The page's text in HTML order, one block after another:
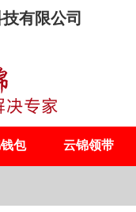
有限公司
包 云锦领带